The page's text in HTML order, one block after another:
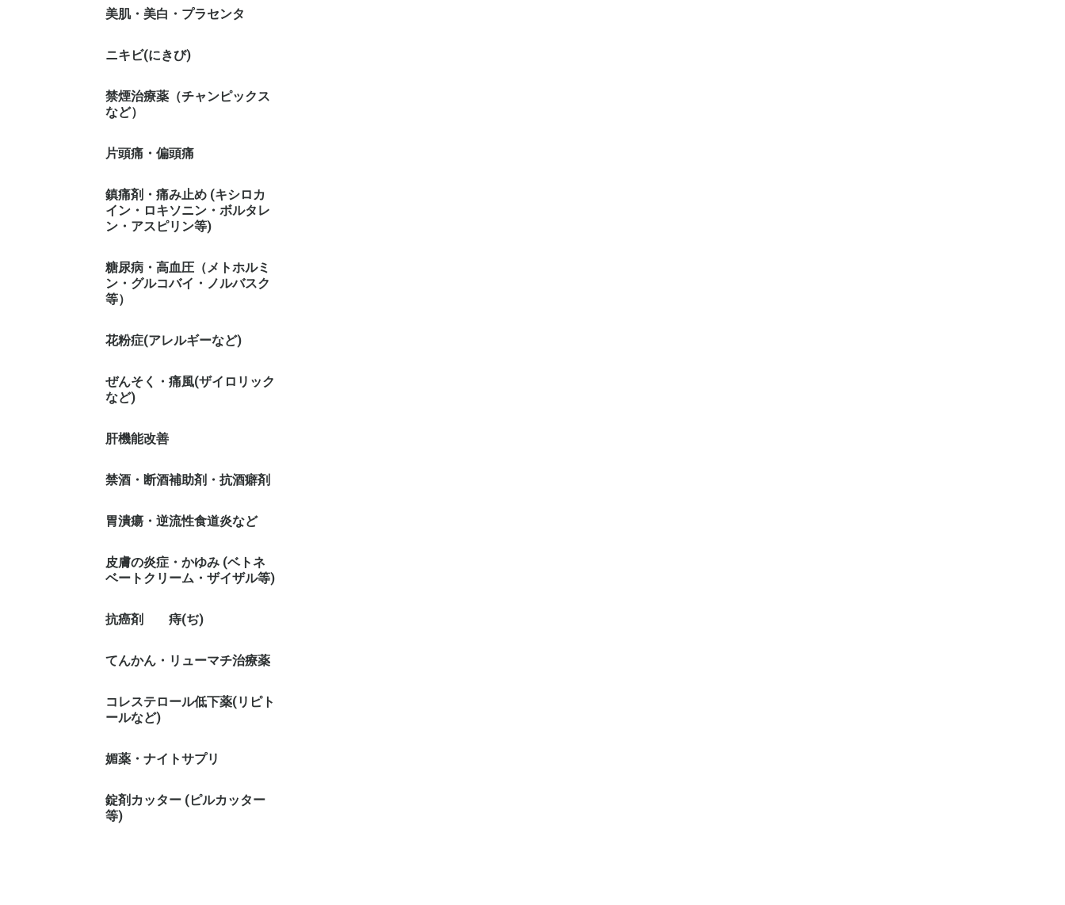
美肌・美白・プラセンタ
ニキビ(にきび)
禁煙治療薬（チャンピックス
など）
片頭痛・偏頭痛
鎮痛剤・痛み止め (キシロカ
イン・ロキソニン・ボルタレ
ン・アスピリン等)
糖尿病・高血圧（メトホルミ
ン・グルコバイ・ノルバスク
等）
花粉症(アレルギーなど)
ぜんそく・痛風(ザイロリック
など)
肝機能改善
禁酒・断酒補助剤・抗酒癖剤
胃潰瘍・逆流性食道炎など
皮膚の炎症・かゆみ (ベトネ
ベートクリーム・ザイザル等)
抗癌剤 痔(ぢ)
てんかん・リューマチ治療薬
コレステロール低下薬(リピト
ールなど)
媚薬・ナイトサプリ
錠剤カッター (ピルカッター
等)